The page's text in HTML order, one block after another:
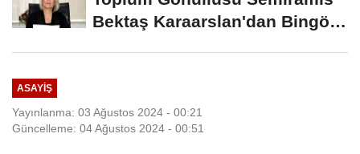
Bektaş Karaarslan'dan Bingöl
ASAYIŞ
Yayınlanma: 03 Ağustos 2024 - 00:21
Güncelleme: 04 Ağustos 2024 - 00:51